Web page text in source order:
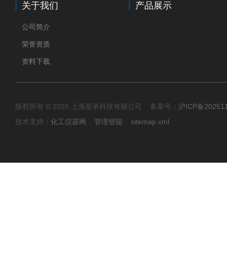
关于我们
公司简介
荣誉资质
资料下载
产品展示
版权所有 © 2026 上海慕承科技有限公司 备案号： 沪ICP备
技术支持： 化工仪器网 管理登陆 sitemap.xml